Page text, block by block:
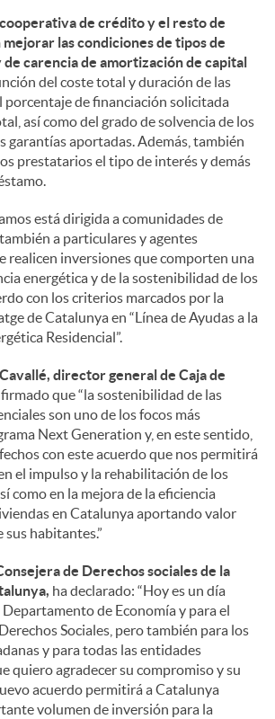
cooperativa de crédito y el resto de
las condiciones de tipos de
carencia de amortización de capital
del coste total y duración de las
porcentaje de financiación solicitada
así como del grado de solvencia de los
garantías aportadas. Además, también
prestatarios el tipo de interés y demás
está dirigida a comunidades de
a particulares y agentes
realicen inversiones que comporten una
energética y de la sostenibilidad de los
con los criterios marcados por la
de Catalunya en “Línea de Ayudas a la
Residencial”.
director general de Caja de
que “la sostenibilidad de las
son uno de los focos más
Next Generation y, en este sentido,
con este acuerdo que nos permitirá
el impulso y la rehabilitación de los
como en la mejora de la eficiencia
en Catalunya aportando valor
habitantes.”
de Derechos sociales de la
ha declarado: “Hoy es un día
de Economía y para el
Sociales, pero también para los
y para todas las entidades
quiero agradecer su compromiso y su
acuerdo permitirá a Catalunya
volumen de inversión para la